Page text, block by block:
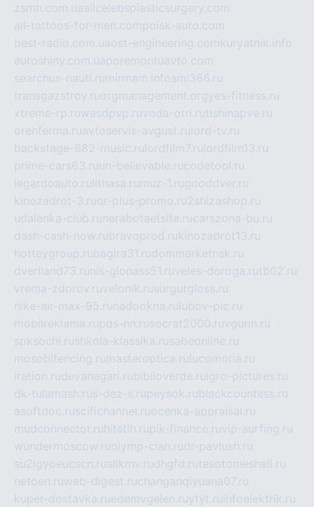
zsmh.com.uaallcelebsplasticsurgery.com
all-tattoos-for-men.com poisk-auto.com
best-radio.com.uaost-engineering.com kuryatnik.info
euroshiny.com.ua poremontuavto.com
searchus-nauti.ru mirmam.infosmi366.ru
transgazstroy.ruorgmanagement.orgyes-fitness.ru
xtreme-rp.ruwasdpvp.ruvoda-otri.rutishinapve.ru
orenferma.ruavtoservis-avgust.ru lord-tv.ru
backstage-682-music.ru lordfilm7.ru lordfilm13.ru
prime-cars63.ruun-believable.rucodetool.ru
legardoauto.ru lithasa.ru muz-1.rugooddver.ru
kinozadrot-3.ruqr-plus-promo.ru2shizashop.ru
udalenka-club.ru nerabotaetsite.rucarszona-bu.ru
dash-cash-now.rubravoprod.rukinozadrot13.ru
hotteygroup.rubagira31.rudommarketnsk.ru
dveriland73.ru nis-glonass51.ruveles-doroga.rutb02.ru
vrema-zdorov.ruvelonik.rusurgutgloss.ru
nike-air-max-95.ru nadookna.ru lubov-pic.ru
mobilreklama.rupds-nn.rusocrat2000.ruvgurin.ru
spksochi.rushkola-klassika.rusabeonline.ru
mosoblfencing.ru masteroptica.ru lucomoria.ru
iration.rudevanagari.rubiblioverde.ru igro-pictures.ru
dk-tulamash.rus-dez-s.rupeysok.rublackcountess.ru
asoftdoc.ruscifichannel.ruocenka-appraisal.ru
mudconnector.ru hitstih.rupik-finance.ruvip-surfing.ru
wundermoscow.ruolymp-clan.rudr-pavlush.ru
su2lgyoeucscn.ruallkmv.rudhgfd.rutesotomeshell.ru
netoen.ruweb-digest.ruchanganqiyuana07.ru
kuper-dostavka.ruedemvgelen.ruytyt.ru infoelektrik.ru